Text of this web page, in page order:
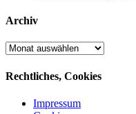
Archiv
Archiv
Rechtliches, Cookies
Impressum